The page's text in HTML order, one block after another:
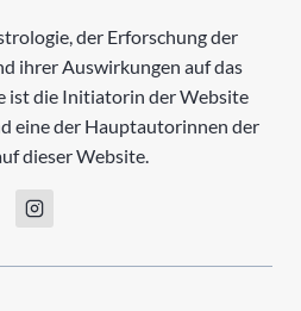
der Erforschung der
ihrer Auswirkungen auf das
ist die Initiatorin der Website
eine der Hauptautorinnen der
dieser Website.